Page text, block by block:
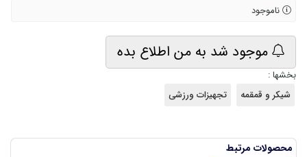
ناموجود
موجود شد به من اطلاع بده
بخشها :
شیکر و قمقمه
تجهیزات ورزشی
محصولات مرتبط